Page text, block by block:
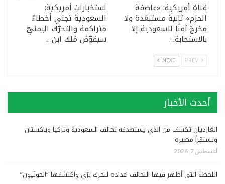
قناة أمريكية: «عاصفة
الحزم» ثانية مستبعَدة ولا
مخرجَ آمنًا للسعودية إلا
بالاستجابة…
استخبارات أمريكية:
السعودية تجني أخطاءً
متراكمة والتحرّك اليمنيّ
سيقوّض مُلك ابن…
NEXT
أحدث الأخبار
الغارديان تكشف من الذي يستهدفه تحالف السعودية وتركيا وباكستان
وتستقرأ مصيره
أغسطس 7, 2026
اللحظة التي أظهر فيها التحالف اعداده لتحرك برّي واكتشفها “الحوثيون”